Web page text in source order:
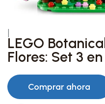
LEGO
Flores: Set 3 en
Comprar ahora